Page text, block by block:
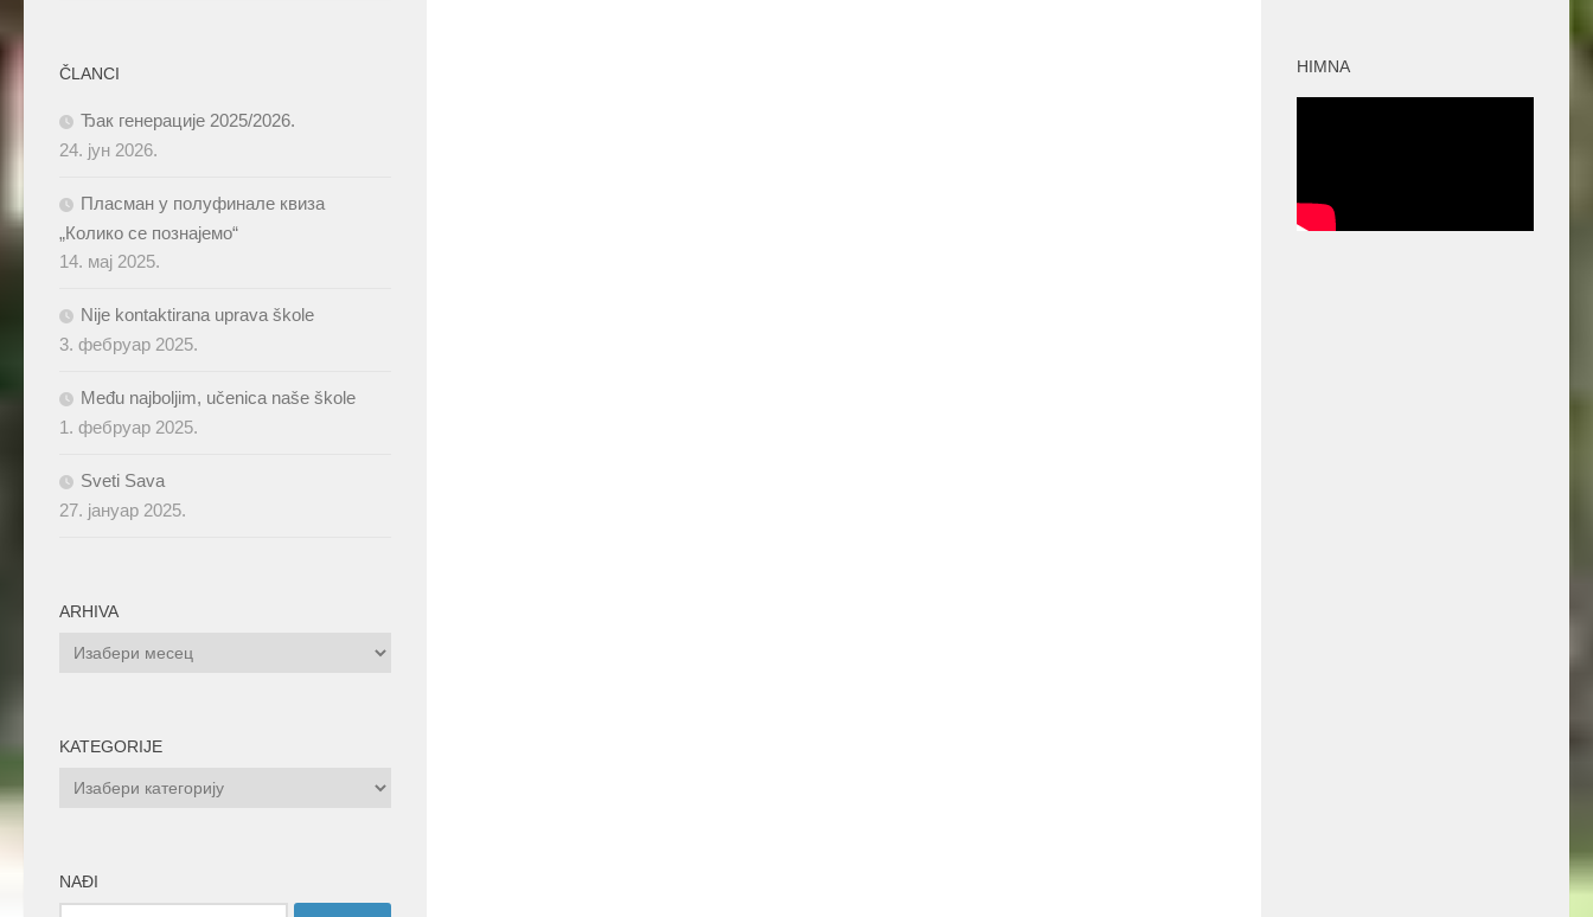
ČLANCI
Ђак генерације 2025/2026.
24. јун 2026.
Пласман у полуфинале квиза
„Колико се познајемо“
14. мај 2025.
Nije kontaktirana uprava škole
3. фебруар 2025.
Među najboljim, učenica naše škole
1. фебруар 2025.
Sveti Sava
27. јануар 2025.
ARHIVA
ARHIVA
KATEGORIJE
KATEGORIJE
NAĐI
HIMNA